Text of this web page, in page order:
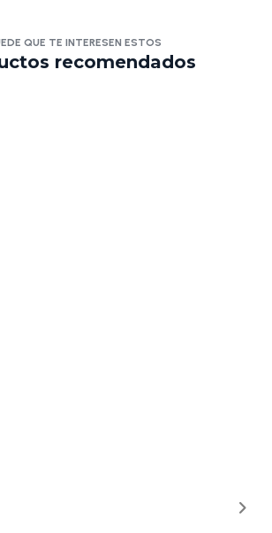
QUE TE INTERESEN ESTOS
recomendados